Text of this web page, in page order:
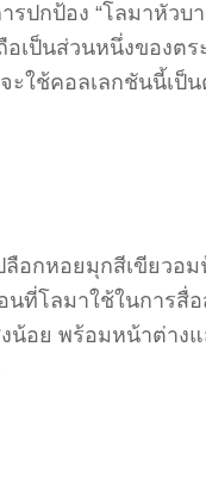
รปกป้อง “โลมาหัว
ป็นส่วนหนึ่งของต
ใช้คอลเลกชันนี้เป็
ลือกหอยมุกสีเขียว
ลมาใช้ในการสื่อ
น้อย พร้อมหน้าต่า